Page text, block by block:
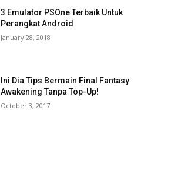
3 Emulator PSOne Terbaik Untuk
Perangkat Android
January 28, 2018
Ini Dia Tips Bermain Final Fantasy
Awakening Tanpa Top-Up!
October 3, 2017